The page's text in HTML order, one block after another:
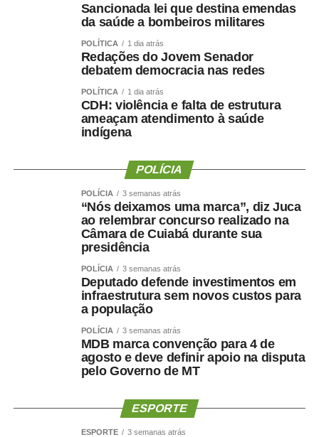
A gestão também informou que a lotação em gabinete é
um ato administrativo regular, especialmente em períodos
de transição, e que a permanência da servidora no local
foi previamente alinhada com a atual direção da
Sobre os 60 dias de férias, a Prefeitura destacou que a
concessão ocorreu dentro da normalidade administrativa
qualquer excepcionalidade.
COMENTE ABAIXO:
WhatsApp
Facebook
Twitter
Messenger
LinkedIn
Share
Sancionada lei que destina emendas
da saúde a bombeiros militares
POLÍTICA 1 dia atrás
Redações do Jovem Senador
debatem democracia nas redes
POLÍTICA 1 dia atrás
CDH: violência e falta de estrutura
ameaçam atendimento à saúde
indígena
POLÍCIA
POLÍCIA 3 semanas atrás
“Nós deixamos uma marca”, diz Juca
ao relembrar concurso realizado na
Câmara de Cuiabá durante sua
presidência
POLÍCIA 3 semanas atrás
Deputado defende investimentos em
infraestrutura sem novos custos para
a população
POLÍCIA 3 semanas atrás
MDB marca convenção para 4 de
agosto e deve definir apoio na disputa
pelo Governo de MT
ESPORTE
ESPORTE 3 semanas atrás